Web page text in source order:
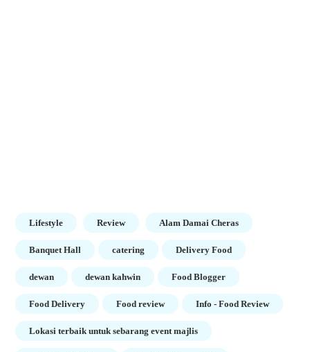
Lifestyle Review Alam Damai Cheras
Banquet Hall catering Delivery Food
dewan dewan kahwin Food Blogger
Food Delivery Food review Info - Food Review
Lokasi terbaik untuk sebarang event majlis